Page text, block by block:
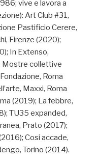
vive e lavora a
Art Club #31,
Pastificio Cerere,
Firenze (2020);
In Extenso,
Mostre collettive
Roma
Maxxi, Roma
(2019); La febbre,
TU35 expanded,
Prato (2017);
Cosi accade,
Torino (2014).